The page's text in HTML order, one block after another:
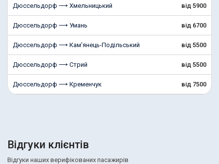
Дюссельдорф ⟶ Хмельницький від 5900
Дюссельдорф ⟶ Умань від 6700
Дюссельдорф ⟶ Кам'янець-Подільський від 5500
Дюссельдорф ⟶ Стрий від 5500
Дюссельдорф ⟶ Кременчук від 7500
Відгуки клієнтів
Відгуки наших верифікованих пасажирів